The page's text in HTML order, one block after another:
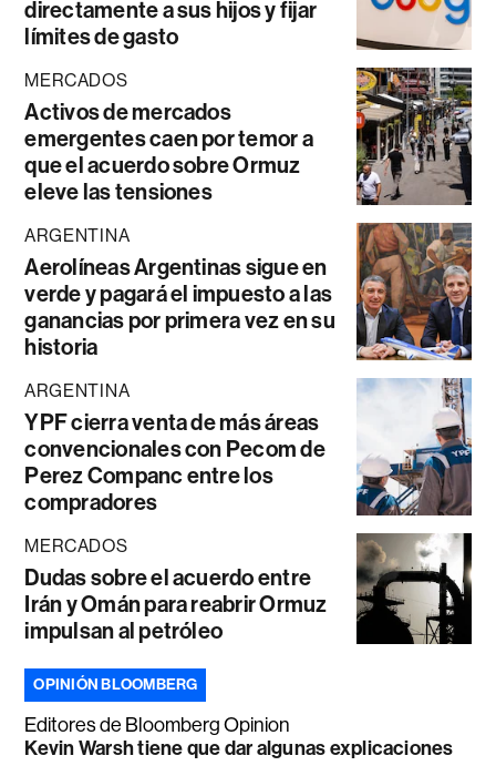
directamente a sus hijos y fijar
límites de gasto
MERCADOS
Activos de mercados
emergentes caen por temor a
que el acuerdo sobre Ormuz
eleve las tensiones
ARGENTINA
Aerolíneas Argentinas sigue en
verde y pagará el impuesto a las
ganancias por primera vez en su
historia
ARGENTINA
YPF cierra venta de más áreas
convencionales con Pecom de
Perez Companc entre los
compradores
MERCADOS
Dudas sobre el acuerdo entre
Irán y Omán para reabrir Ormuz
impulsan al petróleo
OPINIÓN BLOOMBERG
Editores de Bloomberg Opinion
Kevin Warsh tiene que dar algunas explicaciones